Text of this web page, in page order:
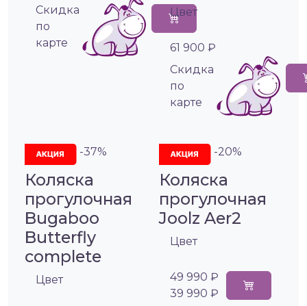
Cкидка
по
карте
Цвет
61 900 ₽
Cкидка
по
карте
-37%
Коляска
прогулочная
Bugaboo
Butterfly
complete
Цвет
-20%
Коляска
прогулочная
Joolz Aer2
Цвет
49 990 ₽
39 990 ₽